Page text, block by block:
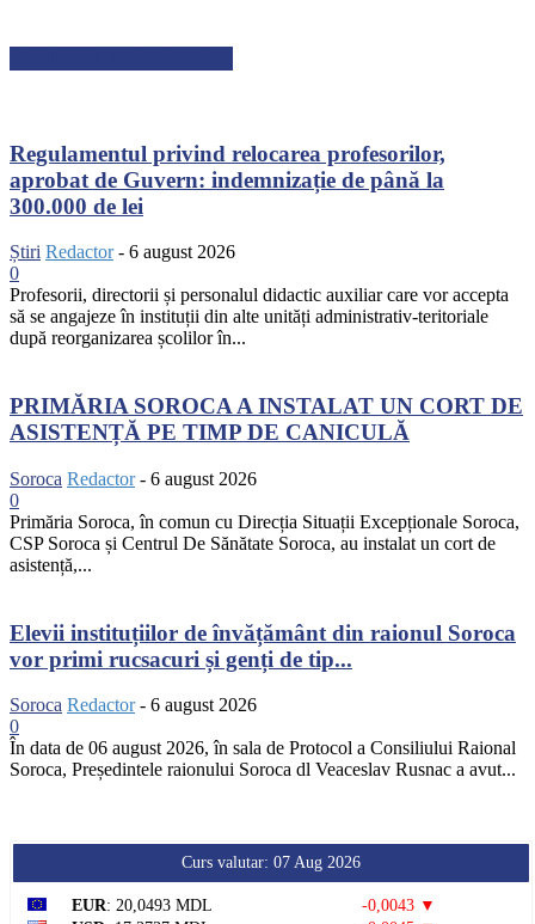
Regulamentul privind relocarea profesorilor,
aprobat de Guvern: indemnizație de până la
300.000 de lei
Știri Redactor - 6 august 2026
0
Profesorii, directorii și personalul didactic auxiliar care vor accepta
să se angajeze în instituții din alte unități administrativ-teritoriale
după reorganizarea școlilor în...
PRIMĂRIA SOROCA A INSTALAT UN CORT DE
ASISTENȚĂ PE TIMP DE CANICULĂ
Soroca Redactor - 6 august 2026
0
Primăria Soroca, în comun cu Direcția Situații Excepționale Soroca,
CSP Soroca și Centrul De Sănătate Soroca, au instalat un cort de
asistență,...
Elevii instituțiilor de învățământ din raionul Soroca
vor primi rucsacuri și genți de tip...
Soroca Redactor - 6 august 2026
0
În data de 06 august 2026, în sala de Protocol a Consiliului Raional
Soroca, Președintele raionului Soroca dl Veaceslav Rusnac a avut...
Curs valutar: 07 Aug 2026
EUR: 20,0493 MDL
-0,0043 ▼